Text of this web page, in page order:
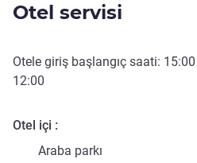
Otel servisi
Otele giriş başlangıç saati: 15:00
12:00
Otel içi
Araba parkı